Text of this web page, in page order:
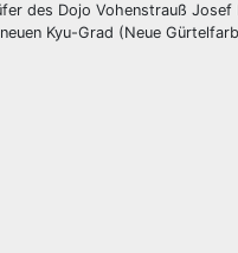
des Dojo Vohenstrauß Josef
Kyu-Grad (Neue